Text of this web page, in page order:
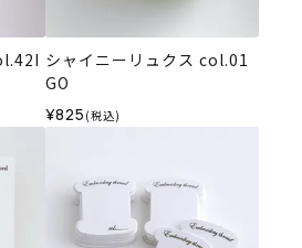
シャイニーリュクス col.01
GO
¥825 (税込)